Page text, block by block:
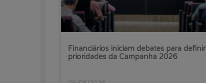
Financiários iniciam debates para definir
prioridades da Campanha 2026